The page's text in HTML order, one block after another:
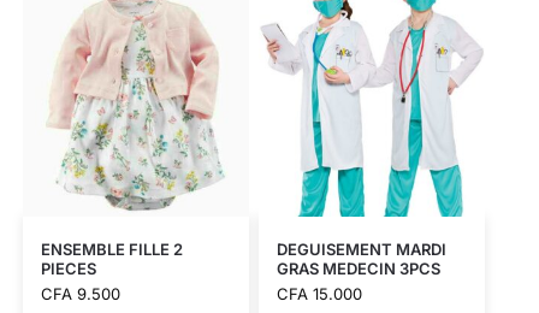
ENSEMBLE FILLE 2
PIECES
CFA9.500
DEGUISEMENT MARDI
GRAS MEDECIN 3PCS
CFA15.000